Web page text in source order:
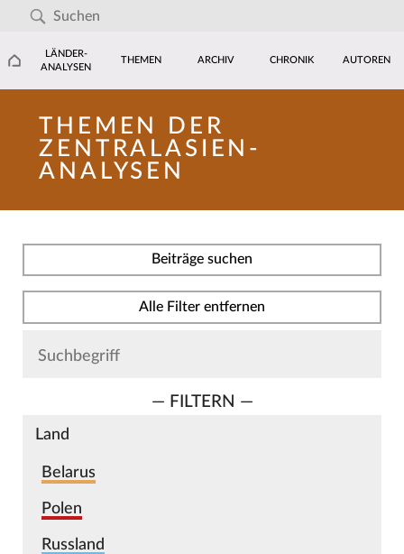
LÄNDER-
ANALYSEN
THEMEN ARCHIV CHRONIK AUTOREN
THEMEN DER
ZENTRALASIEN-
ANALYSEN
Beiträge suchen
Alle Filter entfernen
— FILTERN —
Land
Belarus
Polen
Russland